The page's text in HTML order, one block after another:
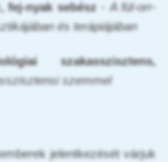
fej-nyak sebész-A fül-orr-
és terápiájában
szakasszisztens,
szemmel
jelentkezését várjuk